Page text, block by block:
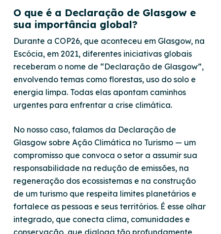
O que é a Declaração de Glasgow e
sua importância global?
Durante a COP26, que aconteceu em Glasgow, na
Escócia, em 2021, diferentes iniciativas globais
receberam o nome de “Declaração de Glasgow”,
envolvendo temas como florestas, uso do solo e
energia limpa. Todas elas apontam caminhos
urgentes para enfrentar a crise climática.
No nosso caso, falamos da Declaração de
Glasgow sobre Ação Climática no Turismo — um
compromisso que convoca o setor a assumir sua
responsabilidade na redução de emissões, na
regeneração dos ecossistemas e na construção
de um turismo que respeita limites planetários e
fortalece as pessoas e seus territórios. É esse olhar
integrado, que conecta clima, comunidades e
conservação, que dialoga tão profundamente